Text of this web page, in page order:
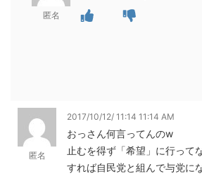
匿名
匿名
2017/10/12/ 11:14 11:14 AM
おっさん何言ってんのw
止むを得ず「希望」に行って
すれば自民党と組んで与党に